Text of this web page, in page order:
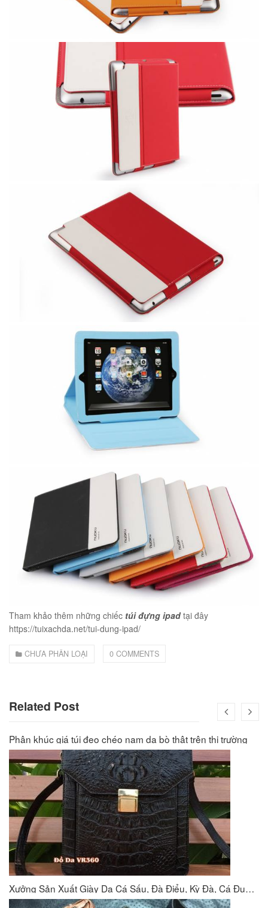
Tham khảo thêm những chiếc túi đựng ipad tại đây
https://tuixachda.net/tui-dung-ipad/
CHƯA PHÂN LOẠI 0 COMMENTS
Related Post
Phân khúc giá túi đeo chéo nam da bò thật trên thị trường
Xưởng Sản Xuất Giày Da Cá Sấu, Đà Điểu, Kỳ Đà, Cá Đuối VR360